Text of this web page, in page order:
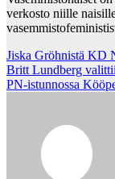
verkosto niille
Post
navigation
Jiska Gröhnistä KD
Britt Lundberg
PN-istunnossa